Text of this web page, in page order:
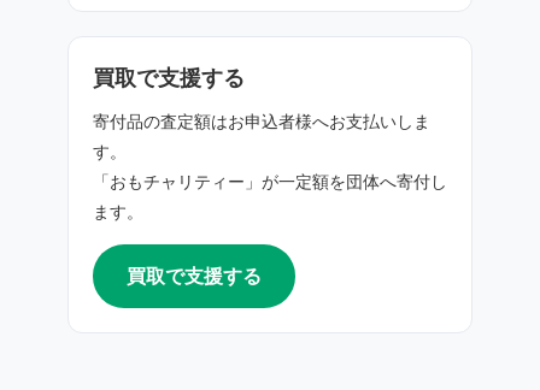
買取で支援する
寄付品の査定額はお申込者様へお支払いしま
す。
「おもチャリティー」が一定額を団体へ寄付し
ます。
買取で支援する